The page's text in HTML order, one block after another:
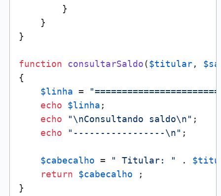
        }
    }
}
function consultarSaldo($titular,
{
$linha =
echo
$linha ;
echo
"\nConsultando saldo\n" ;
echo
"-----------------\n" ;
$cabecalho = " Titular: " .
return
$cabecalho ;
}